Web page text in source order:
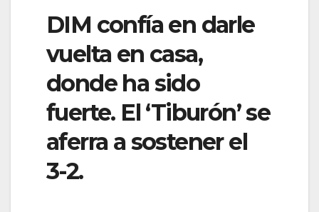
DIM confía en darle
vuelta en casa,
donde ha sido
fuerte. El ‘Tiburón’ se
aferra a sostener el
3-2.